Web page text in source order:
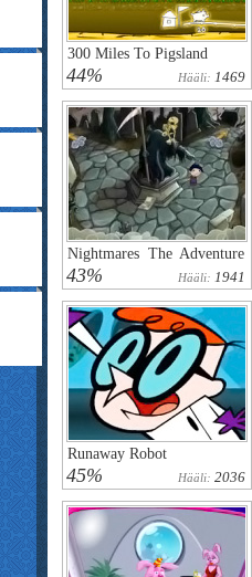
300 Miles To Pigsland
44% Hääli: 1469
Nightmares The Adventure
1
43% Hääli: 1941
Runaway Robot
45% Hääli: 2036